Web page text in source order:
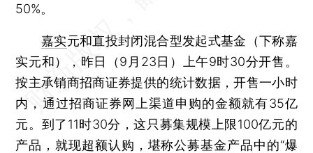
50%。
嘉实元和直投封闭混合型发起式基金（下称嘉
实元和），昨日（9月23日）上午9时30分开售。
按主承销商招商证券提供的统计数据，开售一小时
内，通过招商证券网上渠道申购的金额就有35亿
元。到了11时30分，这只募集规模上限100亿元的
产品，就现超额认购，堪称公募基金产品中的“爆